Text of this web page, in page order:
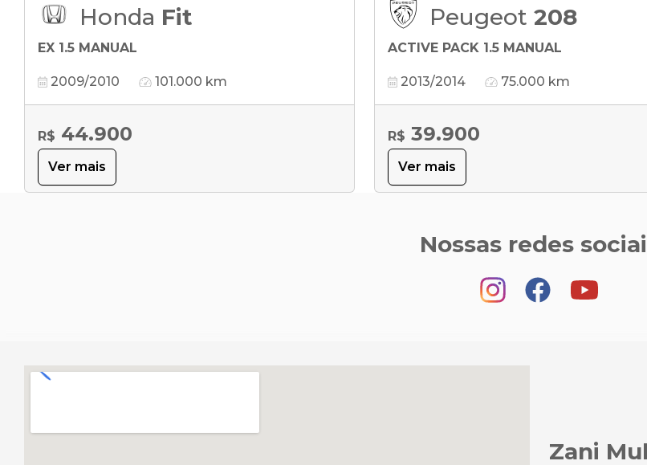
Honda Fit
EX 1.5 MANUAL
2009/2010 101.000 km
R$ 44.900
Ver mais
Peugeot 208
ACTIVE PACK 1.5 MANUAL
2013/2014 75.000 km
R$ 39.900
Ver mais
Nossas redes
Zani